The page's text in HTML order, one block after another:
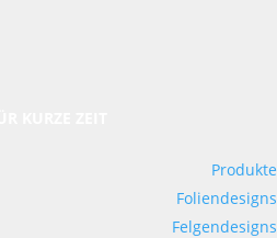
Produkte
Foliendesigns
Felgendesigns